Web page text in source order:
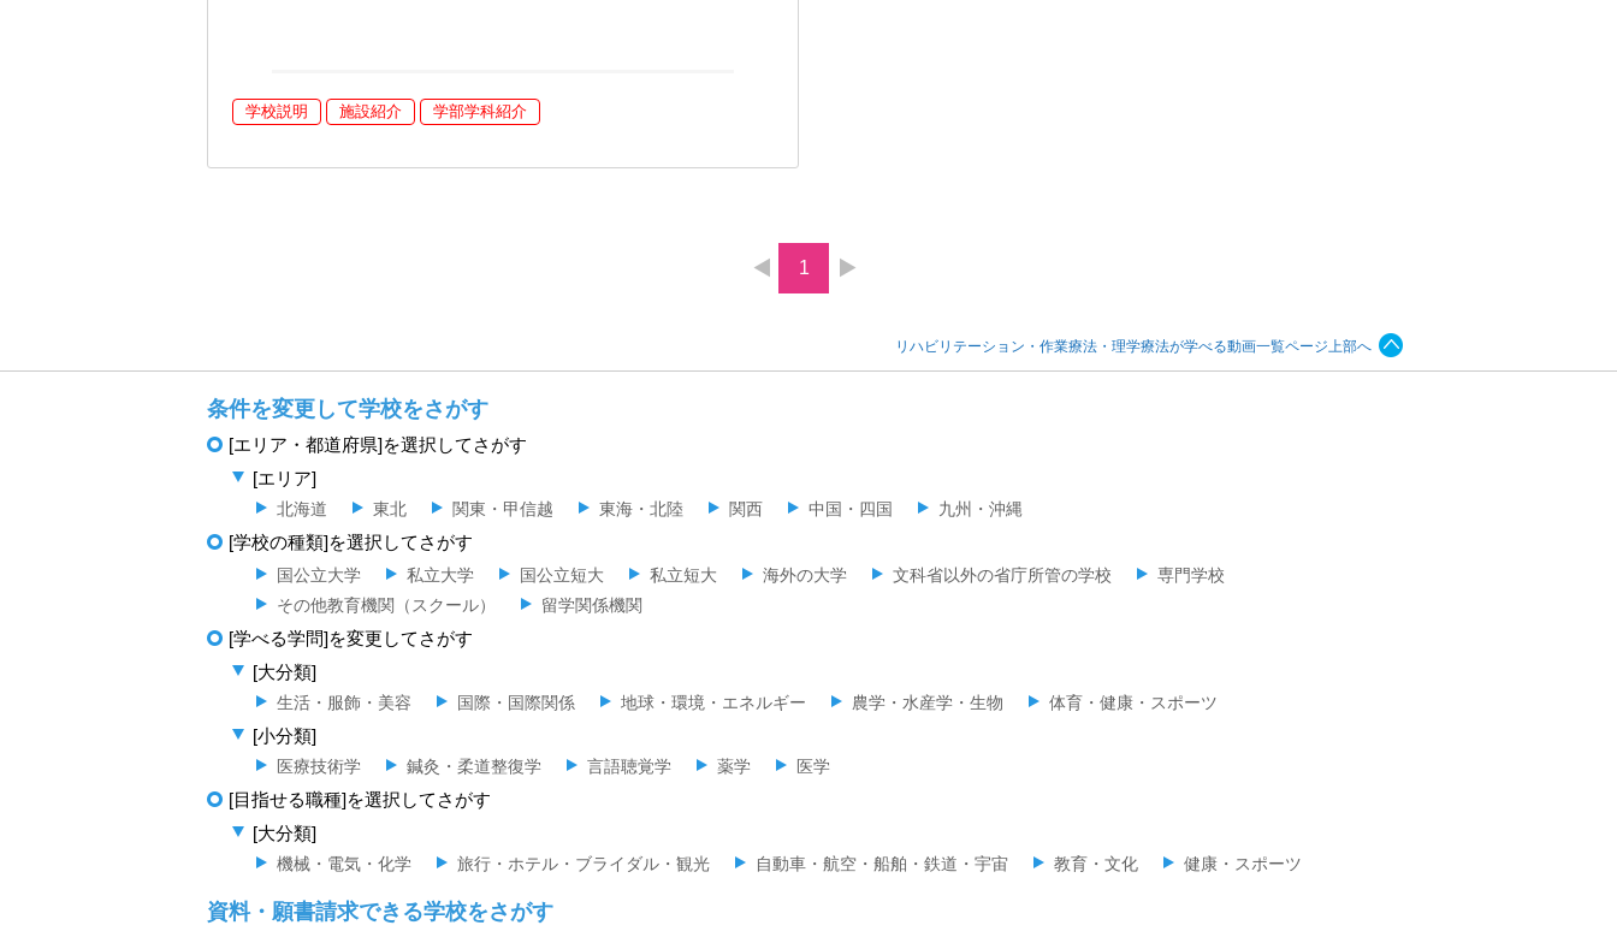
学校説明 施設紹介 学部学科紹介
1
リハビリテーション・作業療法・理学療法が学べる動画一覧ページ上部へ
条件を変更して学校をさがす
[エリア・都道府県]を選択してさがす
[エリア]
北海道 東北 関東・甲信越 東海・北陸 関西 中国・四国 九州・沖縄
[学校の種類]を選択してさがす
国公立大学 私立大学 国公立短大 私立短大 海外の大学 文科省以外の省庁所管の学校
専門学校
その他教育機関（スクール）
留学関係機関
[学べる学問]を変更してさがす
[大分類]
生活・服飾・美容 国際・国際関係 地球・環境・エネルギー 農学・水産学・生物 体育・健康・スポーツ
[小分類]
医療技術学 鍼灸・柔道整復学 言語聴覚学 薬学 医学
[目指せる職種]を選択してさがす
[大分類]
機械・電気・化学 旅行・ホテル・ブライダル・観光 自動車・航空・船舶・鉄道・宇宙 教育・文化 健康・スポーツ
資料・願書請求できる学校をさがす